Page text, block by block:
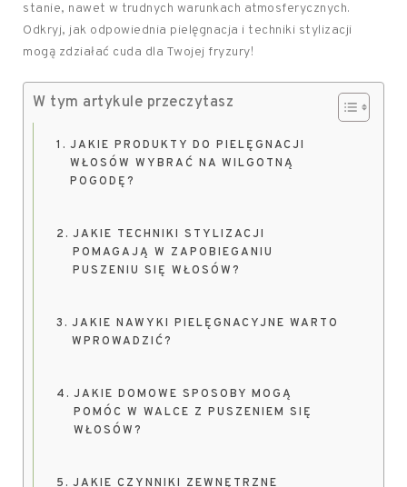
stanie, nawet w trudnych warunkach atmosferycznych.
Odkryj, jak odpowiednia pielęgnacja i techniki stylizacji
mogą zdziałać cuda dla Twojej fryzury!
W tym artykule przeczytasz
JAKIE PRODUKTY DO PIELĘGNACJI
WŁOSÓW WYBRAĆ NA WILGOTNĄ
POGODĘ?
JAKIE TECHNIKI STYLIZACJI
POMAGAJĄ W ZAPOBIEGANIU
PUSZENIU SIĘ WŁOSÓW?
JAKIE NAWYKI PIELĘGNACYJNE WARTO
WPROWADZIĆ?
JAKIE DOMOWE SPOSOBY MOGĄ
POMÓC W WALCE Z PUSZENIEM SIĘ
WŁOSÓW?
JAKIE CZYNNIKI ZEWNĘTRZNE